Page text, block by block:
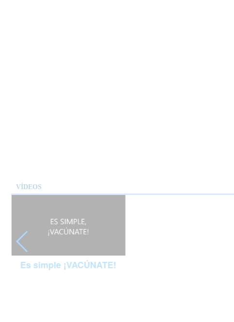
VÍDEOS
Es simple ¡VACÚNATE!